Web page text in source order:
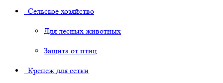
Сельское хозяйство
Для лесных животных
Защита от птиц
Крепеж для сетки